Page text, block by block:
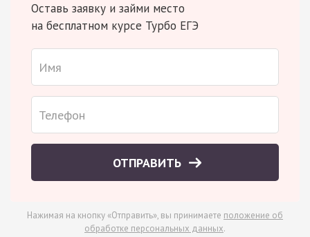
Оставь заявку и займи место
на бесплатном курсе Турбо ЕГЭ
ОТПРАВИТЬ
Нажимая на кнопку «Отправить», вы принимаете положение об
обработке персональных данных.